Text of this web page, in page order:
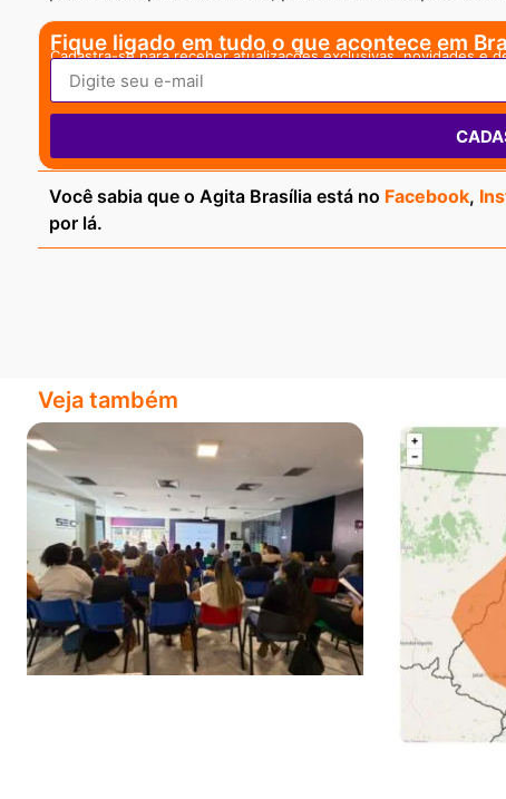
Fique ligado em tudo o que acontece em
Cadastra-se para receber atualizações exclusivas, novidades e
Você sabia que o Agita Brasília está no Facebook,
por lá.
Veja também